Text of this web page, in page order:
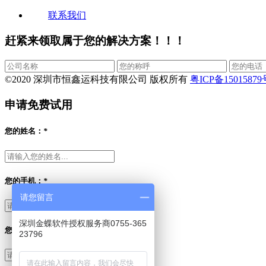
联系我们
赶紧来领取属于您的解决方案！！！
©️2020 深圳市恒鑫运科技有限公司 版权所有 粤ICP备15015879
申请免费试用
您的姓名： *
您的手机： *
您的需求： *
请您留言
深圳金蝶软件授权服务商0755-365
23796